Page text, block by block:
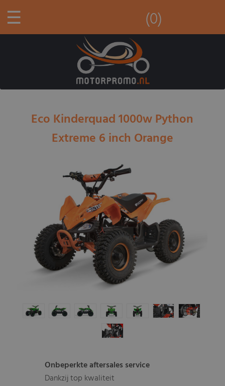
☰ (0)
Eco Kinderquad 1000w Python
Extreme 6 inch Orange
Onbeperkte aftersales service
Dankzij top kwaliteit